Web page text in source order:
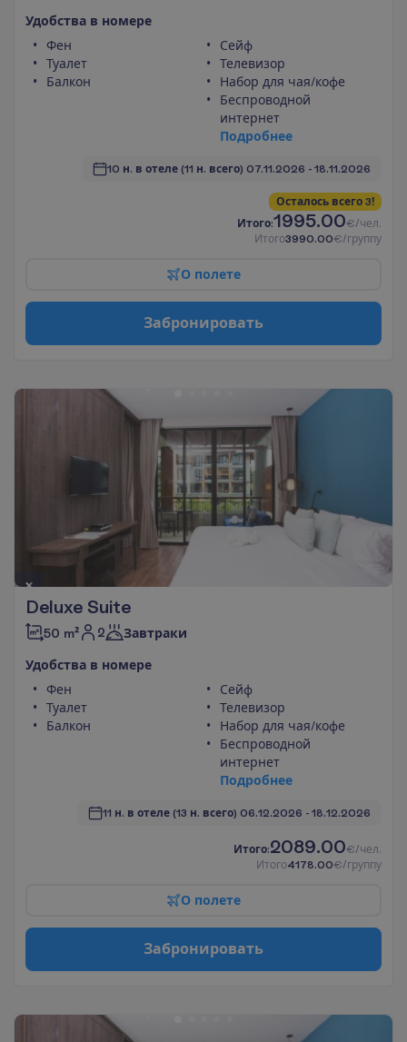
Удобства в номере
Фен
Туалет
Балкон
Сейф
Телевизор
Набор для чая/кофе
Беспроводной
интернет
Подробнее
10 н. в отеле (11 н. всего) 07.11.2026 - 18.11.2026
Осталось всего 3!
И того:1995.00€/чел.
Итого3990.00€/группу
О полете
Забронировать
Deluxe Suite
50 m² 2 Завтраки
Удобства в номере
Фен
Туалет
Балкон
Сейф
Телевизор
Набор для чая/кофе
Беспроводной
интернет
Подробнее
11 н. в отеле (13 н. всего) 06.12.2026 - 18.12.2026
И того:2089.00€/чел.
Итого4178.00€/группу
О полете
Забронировать